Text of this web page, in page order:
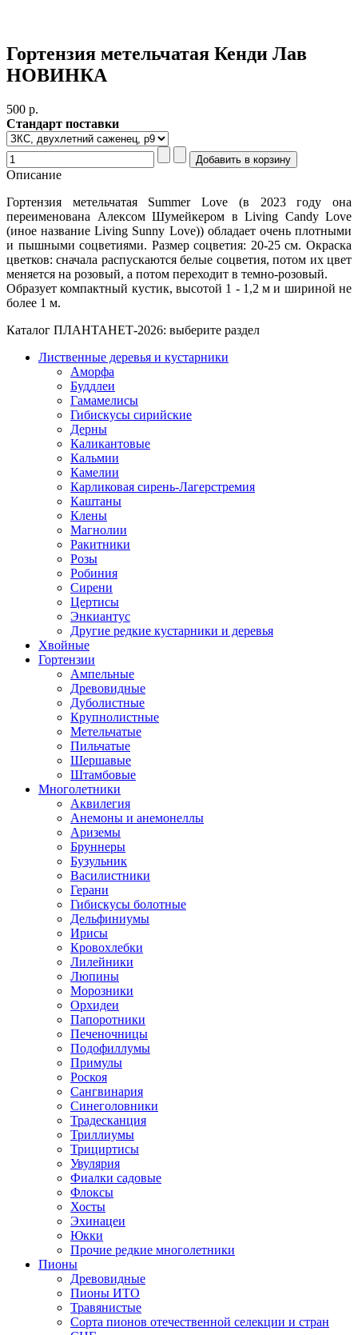
Гортензия метельчатая Кенди Лав
НОВИНКА
500 p.
Стандарт поставки
Описание
Гортензия метельчатая Summer Love (в 2023 году она
переименована Алексом Шумейкером в Living Candy Love
(иное название Living Sunny Love)) обладает очень плотными
и пышными соцветиями. Размер соцветия: 20-25 см. Окраска
цветков: сначала распускаются белые соцветия, потом их цвет
меняется на розовый, а потом переходит в темно-розовый.
Образует компактный кустик, высотой 1 - 1,2 м и шириной не
более 1 м.
Каталог ПЛАНТАНЕТ-2026: выберите раздел
Лиственные деревья и кустарники
Аморфа
Буддлеи
Гамамелисы
Гибискусы сирийские
Дерны
Каликантовые
Кальмии
Камелии
Карликовая сирень-Лагерстремия
Каштаны
Клены
Магнолии
Ракитники
Розы
Робиния
Сирени
Цертисы
Энкиантус
Другие редкие кустарники и деревья
Хвойные
Гортензии
Ампельные
Древовидные
Дуболистные
Крупнолистные
Метельчатые
Пильчатые
Шершавые
Штамбовые
Многолетники
Аквилегия
Анемоны и анемонеллы
Ариземы
Бруннеры
Бузульник
Василистники
Герани
Гибискусы болотные
Дельфиниумы
Ирисы
Кровохлебки
Лилейники
Люпины
Морозники
Орхидеи
Папоротники
Печеночницы
Подофиллумы
Примулы
Роскоя
Сангвинария
Синеголовники
Традесканция
Триллиумы
Трициртисы
Увулярия
Фиалки садовые
Флоксы
Хосты
Эхинацеи
Юкки
Прочие редкие многолетники
Пионы
Древовидные
Пионы ИТО
Травянистые
Сорта пионов отечественной селекции и стран